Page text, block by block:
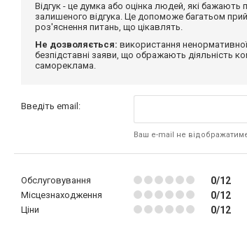
Відгук - це думка або оцінка людей, які
залишеного відгука. Це допоможе багатьом
роз'яснення питань, що цікавлять.
Не дозволяється: використання
безпідставні заяви, що ображають діяльність
самореклама.
Введіть email:
Ваш e-mail не
Обслуговування 0/12
Місцезнаходження 0/12
Ціни 0/12